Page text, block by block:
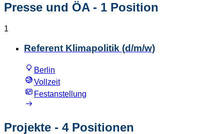
Presse und ÖA- 1 Position
1
Referent Klimapolitik (d/m/w)
Berlin
Vollzeit
Festanstellung
Projekte - 4 Positionen